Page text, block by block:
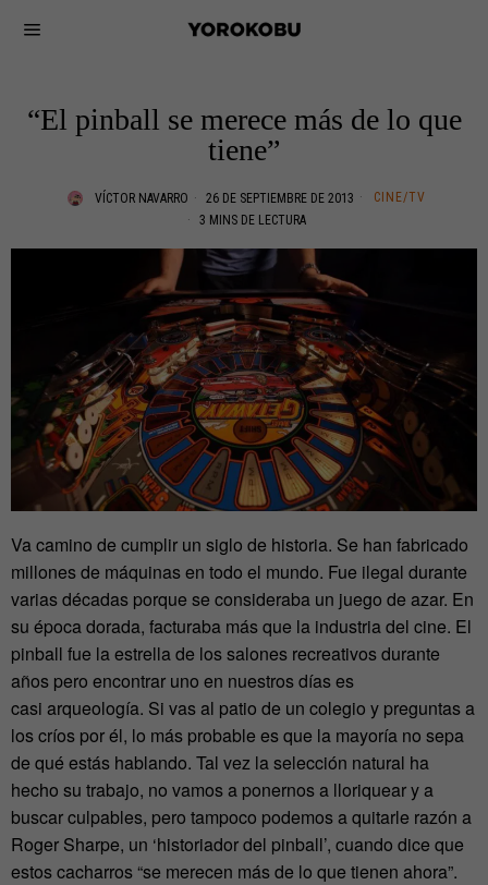
“El pinball se merece más de lo que
tiene”
VÍCTOR NAVARRO 26 DE SEPTIEMBRE DE 2013
CINE/TV
3 MINS DE LECTURA
Va camino de cumplir un siglo de historia. Se han fabricado
millones de máquinas en todo el mundo. Fue ilegal durante
varias décadas porque se consideraba un juego de azar. En
su época dorada, facturaba más que la industria del cine. El
pinball fue la estrella de los salones recreativos durante
años pero encontrar uno en nuestros días es
casi arqueología. Si vas al patio de un colegio y preguntas a
los críos por él, lo más probable es que la mayoría no sepa
de qué estás hablando. Tal vez la selección natural ha
hecho su trabajo, no vamos a ponernos a lloriquear y a
buscar culpables, pero tampoco podemos a quitarle razón a
Roger Sharpe, un ‘historiador del pinball’, cuando dice que
estos cacharros “se merecen más de lo que tienen ahora”.